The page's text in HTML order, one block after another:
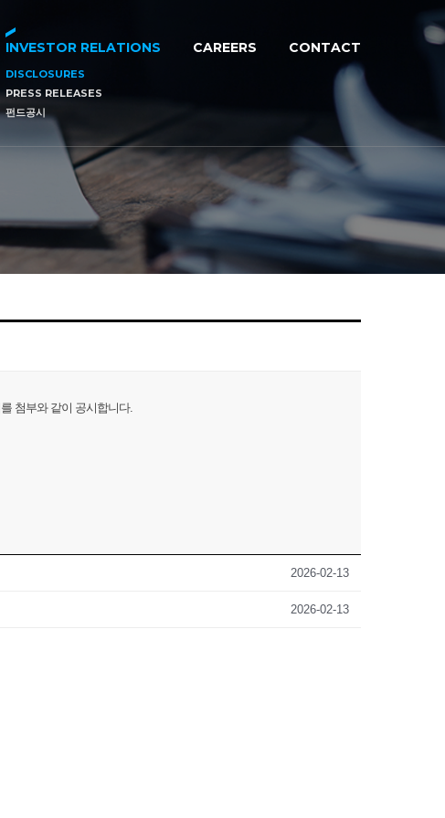
INVESTOR RELATIONS
DISCLOSURES
PRESS RELEASES
펀드공시
CAREERS CONTACT
첨부와 같이 공시합니다.
2026-02-13
2026-02-13